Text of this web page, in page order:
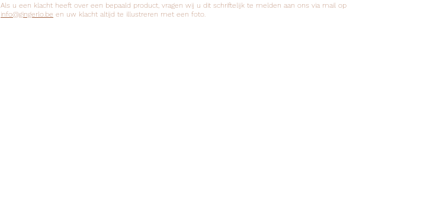
Als u een klacht heeft over een bepaald product, vragen wij u dit schriftelijk te melden aan ons via mail op
info@gingerlo.be en uw klacht altijd te illustreren met een foto.